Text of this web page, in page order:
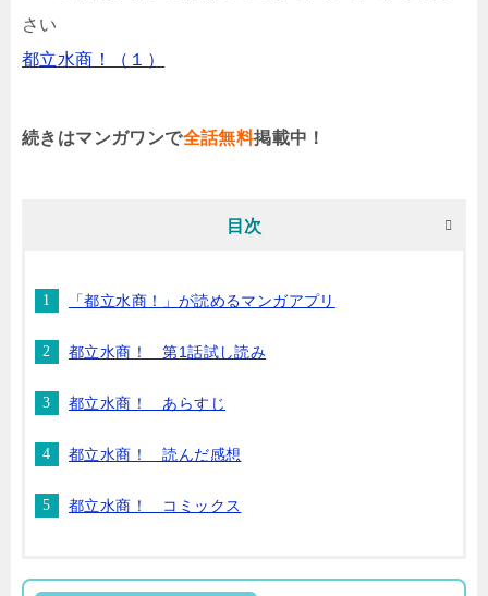
さい
都立水商！（１）
続きはマンガワンで全話無料掲載中！
目次
「都立水商！」が読めるマンガアプリ
都立水商！ 第1話試し読み
都立水商！ あらすじ
都立水商！ 読んだ感想
都立水商！ コミックス